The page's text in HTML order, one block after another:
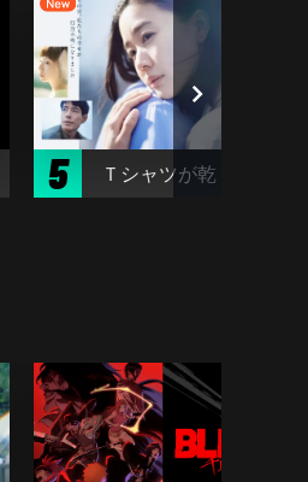
5 Ｔシャツが乾くまで